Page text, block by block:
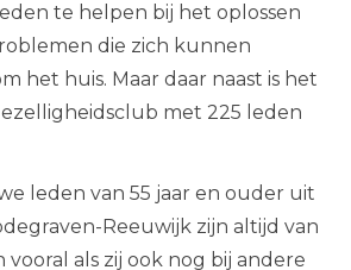
te helpen bij het oplossen
die zich kunnen
het huis. Maar daar naast is het
met 225 leden
leden van 55 jaar en ouder uit
Reeuwijk zijn altijd van
als zij ook nog bij andere